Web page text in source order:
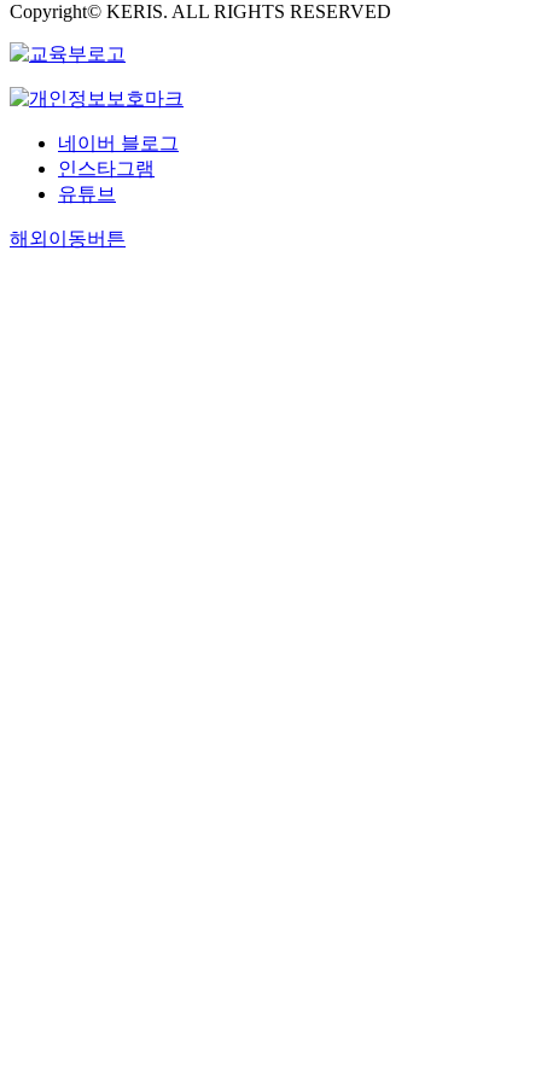
Copyright© KERIS. ALL RIGHTS RESERVED
네이버 블로그
인스타그램
유튜브
해외이동버튼